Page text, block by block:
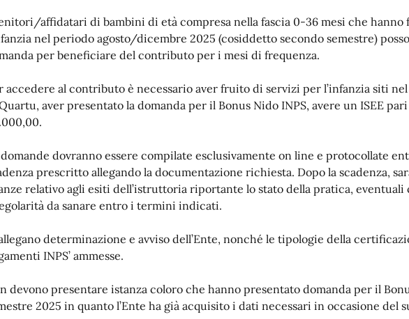
affidatari di bambini di età compresa nella fascia 0-36 mesi che
nel periodo agosto/dicembre 2025 (cosiddetto secondo semestre)
per beneficiare del contributo per i mesi di frequenza.
accedere al contributo è necessario aver fruito di servizi per l’infanzia siti
aver presentato la domanda per il Bonus Nido INPS, avere un ISEE
dovranno essere compilate esclusivamente on line e protocollate
prescritto allegando la documentazione richiesta. Dopo la scadenza,
relativo agli esiti dell’istruttoria riportante lo stato della pratica, eventuali
da sanare entro i termini indicati.
determinazione e avviso dell’Ente, nonché le tipologie della
INPS’ ammesse.
devono presentare istanza coloro che hanno presentato domanda per il
2025 in quanto l’Ente ha già acquisito i dati necessari in occasione del